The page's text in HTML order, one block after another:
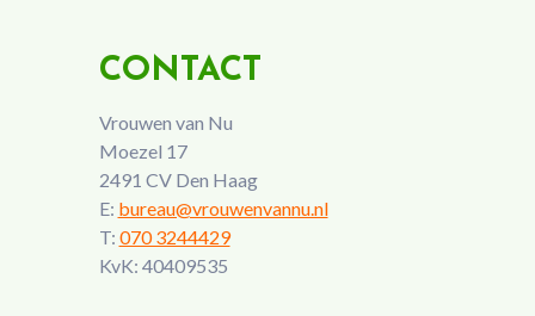
CONTACT
Vrouwen van Nu
Moezel 17
2491 CV Den Haag
E: bureau@vrouwenvannu.nl
T: 070 3244429
KvK: 40409535